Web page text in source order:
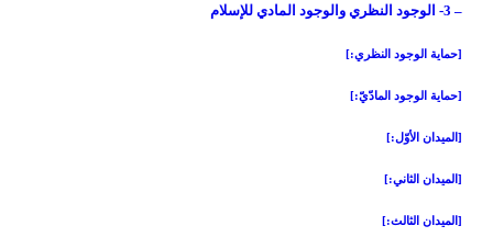
– 3- الوجود النظري والوجود المادي للإسلام‏
[حماية الوجود النظري:]
[حماية الوجود المادّيّ:]
[الميدان الأوّل:]
[الميدان الثاني:]
[الميدان الثالث:]